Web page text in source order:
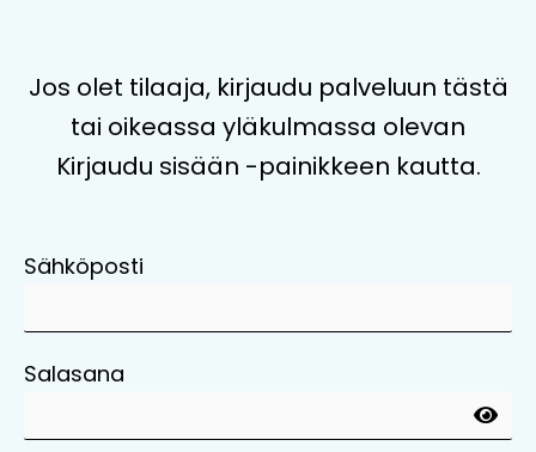
Jos olet tilaaja, kirjaudu palveluun tästä
tai oikeassa yläkulmassa olevan
Kirjaudu sisään -painikkeen kautta.
Sähköposti
Salasana